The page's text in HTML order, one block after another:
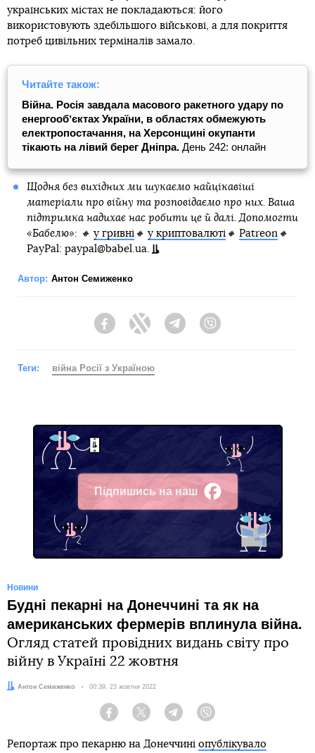
українських містах не покладаються: його
використовують здебільшого військові, а для покриття
потреб цивільних терміналів замало.
Читайте також:
Війна. Росія завдала масового ракетного удару по
енергообʼєктах України, в областях обмежують
електропостачання, на Херсонщині окупанти
тікають на лівий берег Дніпра. День 242: онлайн
Щодня без вихідних ми шукаємо найцікавіші
матеріали про війну та розповідаємо про них. Ваша
підтримка надихає нас робити це й далі. Допомогти
«Бабелю»: 🔸 у гривні🔸 у криптовалюті🔸 Patreon🔸
PayPal: paypal@babel.ua.
Автор: Антон Семиженко
FacebookTwitter Telegram
Теги: війна Росії з Україною
Підпишись на наш
Facebook
Новини
Будні пекарні на Донеччині та як на
американських фермерів вплинула війна.
Огляд статей провідних видань світу про
війну в Україні 22 жовтня
Автор:
Антон Семиженко Дата:
00:39, 23 жовтня 2022
Facebook Twitter Telegram
Репортаж про пекарню на Донеччині опублікувало